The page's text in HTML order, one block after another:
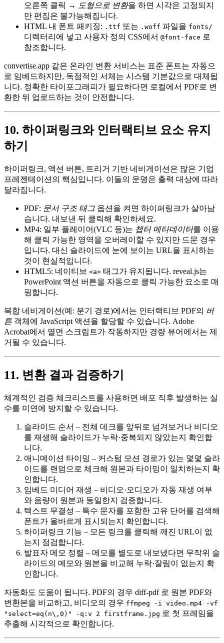
오른쪽 클릭 →
도형으로 변환을 하면 시각은 고정되지
만 편집은 불가능해집니다.
HTML 내 폰트 패키징: .ttf 또는 .woff 파일을 fonts/
디렉터리에 넣고 사용자 정의 CSS에서 @font-face 로
참조합니다.
convertise.app 같은 온라인 변환 서비스는 표준 폰트는 자동으
로 임베드하지만, 독점적인 서체는 시스템 기본값으로 대체됩
니다. 정확한 타이포그래피가 필요하다면 로컬에서 PDF로 변
환한 뒤 업로드하는 것이 안전합니다.
10. 하이퍼링크와 인터랙티브 요소 유지
하기
하이퍼링크, 액션 버튼, 트리거 기반 네비게이션은 많은 기업
프레젠테이션의 핵심입니다. 이들의 운명은 출력 대상에 따라
달라집니다.
PDF: 문서 구조 태그 옵션을 켜면 하이퍼링크가 살아남
습니다. 내보낸 뒤 클릭해 확인하세요.
MP4: 일부 플레이어(VLC 등)는 챕터 메타데이터를 이용
해 클릭 가능한 영역을 오버레이할 수 있지만 드문 경우
입니다. 대신 슬라이드에 눈에 보이는 URL을 표시하는
것이 현실적입니다.
HTML5: 네이티브 <a> 태그가 유지됩니다. reveal.js는
PowerPoint 액션 버튼을 자동으로 클릭 가능한 요소로 매
핑합니다.
복합 네비게이션(예: 분기 경로)에서는 인터랙티브 PDF의 버
튼 객체에 JavaScript 액션을 할당할 수 있습니다. Adobe
Acrobat에서 열면 스크립트가 작동하지만 경량 뷰어에서는 제
거될 수 있습니다.
11. 변환 결과 검증하기
체계적인 검증 체크리스트를 사용하면 배포 직후 발생하는 실
수를 미연에 방지할 수 있습니다.
슬라이드 순서 – 전체 데크를 앞뒤로 넘겨보거나 비디오
를 재생해 슬라이드가 누락·중복되지 않았는지 확인합
니다.
애니메이션 타이밍 – 커스텀 모션 경로가 있는 몇몇 슬라
이드를 랜덤으로 체크해 원본과 타이밍이 일치하는지 확
인합니다.
임베드 미디어 재생 – 비디오·오디오가 자동 재생 여부
와 음량이 원본과 동일한지 검증합니다.
텍스트 무결성 – 특수 문자를 포함한 고유 단어를 검색해
폰트가 올바르게 표시되는지 확인합니다.
하이퍼링크 기능 – 모든 링크를 클릭해 깨진 URL이 없
는지 점검합니다.
발표자 메모 정렬 – 메모를 별도로 내보냈다면 무작위 슬
라이드의 메모와 원본을 비교해 누락·잘림이 없는지 확
인합니다.
자동화도 도움이 됩니다. PDF의 경우 diff-pdf로 원본 PDF와
변환본을 비교하고, 비디오의 경우 ffmpeg -i video.mp4 -vf
"select=eq(n\,0)" -q:v 2 firstframe.jpg 로 첫 프레임을
추출해 시각적으로 확인합니다.